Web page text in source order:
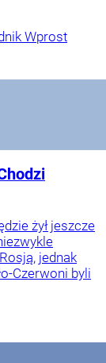
Wprost
żył jeszcze
jednak
Czerwoni byli